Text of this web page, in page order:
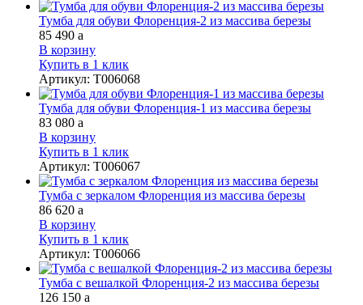
Тумба для обуви Флоренция-2 из массива березы
85 490 a
В корзину
Купить в 1 клик
Артикул: Т006068
Тумба для обуви Флоренция-1 из массива березы
83 080 a
В корзину
Купить в 1 клик
Артикул: Т006067
Тумба с зеркалом Флоренция из массива березы
86 620 a
В корзину
Купить в 1 клик
Артикул: Т006066
Тумба с вешалкой Флоренция-2 из массива березы
126 150 a